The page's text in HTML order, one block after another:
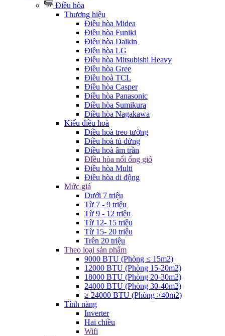
Điều hòa
Thương hiệu
Điều hòa Midea
Điều hòa Funiki
Điều hòa Daikin
Điều hòa LG
Điều hòa Mitsubishi Heavy
Điều hòa Gree
Điều hoà TCL
Điều hòa Casper
Điều hòa Panasonic
Điều hòa Sumikura
Điều hòa Nagakawa
Kiểu điều hoà
Điều hoà treo tường
Điều hoà tủ đứng
Điều hoà âm trần
ĐIều hòa nối ống gió
Điều hòa Multi
Điều hòa di động
Mức giá
Dưới 7 triệu
Từ 7 - 9 triệu
Từ 9 - 12 triệu
Từ 12- 15 triệu
Từ 15- 20 triệu
Trên 20 triệu
Theo loại sản phẩm
9000 BTU (Phòng ≤ 15m2)
12000 BTU (Phòng 15-20m2)
18000 BTU (Phòng 20-30m2)
24000 BTU (Phòng 30-40m2)
≥ 24000 BTU (Phòng >40m2)
Tính năng
Inverter
Hai chiều
Wifi